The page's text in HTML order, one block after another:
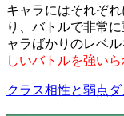
キャラにはそれぞ
り、バトルで非常
ャラばかりのレベル
しいバトルを強い
クラス相性と弱点